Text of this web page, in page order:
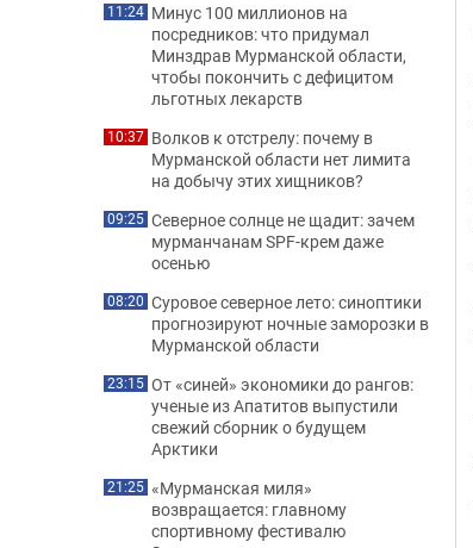
11:24 Минус 100 миллионов на
посредников: что придумал
Минздрав Мурманской области,
чтобы покончить с дефицитом
льготных лекарств
10:37 Волков к отстрелу: почему в
Мурманской области нет лимита
на добычу этих хищников?
09:25 Северное солнце не щадит: зачем
мурманчанам SPF-крем даже
осенью
08:20 Суровое северное лето: синоптики
прогнозируют ночные заморозки в
Мурманской области
23:15 От «синей» экономики до рангов:
ученые из Апатитов выпустили
свежий сборник о будущем
Арктики
21:25 «Мурманская миля»
возвращается: главному
спортивному фестивалю